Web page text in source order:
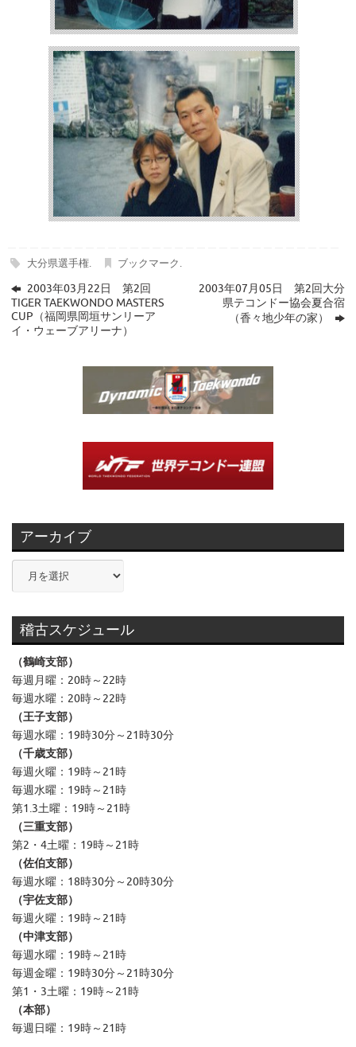
大分県選手権. ブックマーク.
2003年03月22日 第2回
TIGER TAEKWONDO MASTERS
CUP（福岡県岡垣サンリーア
イ・ウェーブアリーナ）
2003年07月05日 第2回大分
県テコンドー協会夏合宿
（香々地少年の家）
アーカイブ
イ
ブ
稽古スケジュール
（鶴崎支部）
毎週月曜：20時～22時
毎週水曜：20時～22時
（王子支部）
毎週水曜：19時30分～21時30分
（千歳支部）
毎週火曜：19時～21時
毎週水曜：19時～21時
第1.3土曜：19時～21時
（三重支部）
第2・4土曜：19時～21時
（佐伯支部）
毎週水曜：18時30分～20時30分
（宇佐支部）
毎週火曜：19時～21時
（中津支部）
毎週水曜：19時～21時
毎週金曜：19時30分～21時30分
第1・3土曜：19時～21時
（本部）
毎週日曜：19時～21時